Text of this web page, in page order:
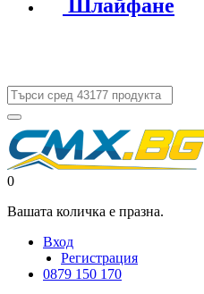
Шлайфане
0
Вашата количка е празна.
Вход
Регистрация
0879 150 170